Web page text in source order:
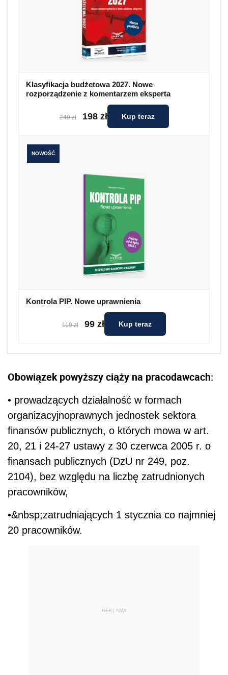
Klasyfikacja budżetowa 2027. Nowe
rozporządzenie z komentarzem eksperta
249 zł 198 zł Kup teraz
NOWOŚĆ
Kontrola PIP. Nowe uprawnienia
119 zł 99 zł Kup teraz
Obowiązek powyższy ciąży na pracodawcach:
• prowadzących działalność w formach
organizacyjnoprawnych jednostek sektora
finansów publicznych, o których mowa w art.
20, 21 i 24-27 ustawy z 30 czerwca 2005 r. o
finansach publicznych (DzU nr 249, poz.
2104), bez względu na liczbę zatrudnionych
pracowników,
•&nbsp;zatrudniających 1 stycznia co najmniej
20 pracowników.
REKLAMA